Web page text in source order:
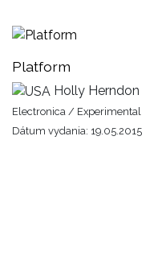
Platform
Holly Herndon
Electronica / Experimental
Dátum vydania: 19.05.2015